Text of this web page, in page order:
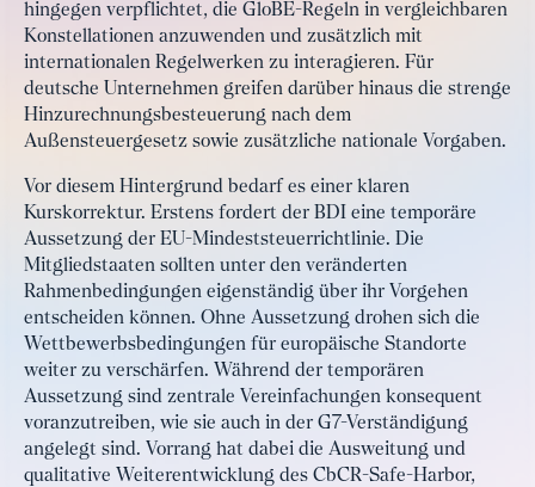
hingegen verpflichtet, die GloBE-Regeln in vergleichbaren
Konstellationen anzuwenden und zusätzlich mit
internationalen Regelwerken zu interagieren. Für
deutsche Unternehmen greifen darüber hinaus die strenge
Hinzurechnungsbesteuerung nach dem
Außensteuergesetz sowie zusätzliche nationale Vorgaben.
Vor diesem Hintergrund bedarf es einer klaren
Kurskorrektur. Erstens fordert der BDI eine temporäre
Aussetzung der EU-Mindeststeuerrichtlinie. Die
Mitgliedstaaten sollten unter den veränderten
Rahmenbedingungen eigenständig über ihr Vorgehen
entscheiden können. Ohne Aussetzung drohen sich die
Wettbewerbsbedingungen für europäische Standorte
weiter zu verschärfen. Während der temporären
Aussetzung sind zentrale Vereinfachungen konsequent
voranzutreiben, wie sie auch in der G7-Verständigung
angelegt sind. Vorrang hat dabei die Ausweitung und
qualitative Weiterentwicklung des CbCR-Safe-Harbor,